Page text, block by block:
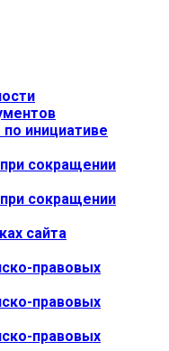
инициативе
сокращении
сокращении
сайта
правовых
правовых
правовых